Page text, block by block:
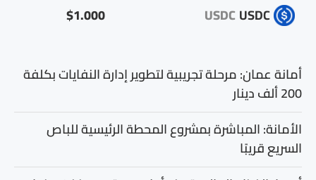
USDC
USDC
$1.000
أمانة عمان: مرحلة تجريبية لتطوير إدارة النفايات بكلفة
200 ألف دينار
الأمانة: المباشرة بمشروع المحطة الرئيسية للباص
السريع قريبًا